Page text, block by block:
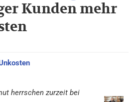
Kunden mehr
herrschen zurzeit bei